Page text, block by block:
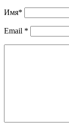
Имя*
Email *